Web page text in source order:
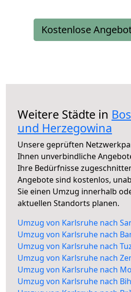
Kostenlose
Weitere Städte in
und Herzegowina
Unsere geprüften
Ihnen unverbindliche
Ihre Bedürfnisse
Angebote sind kostenlos,
Sie einen Umzug innerhalb
aktuellen Standorts planen.
Umzug von Karlsruhe nach
Umzug von Karlsruhe nach
Umzug von Karlsruhe nach
Umzug von Karlsruhe nach
Umzug von Karlsruhe nach
Umzug von Karlsruhe nach